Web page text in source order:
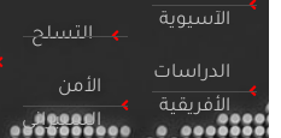
الآسيوية
الدراسات
الأفريقية
التسلح
الأمن
السيبراني